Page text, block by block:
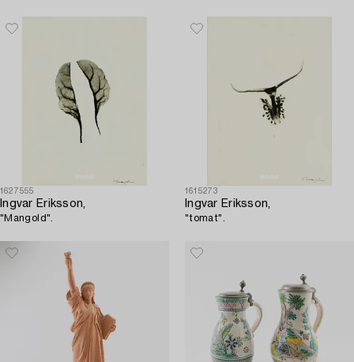
1627555
Ingvar Eriksson,
"Mangold".
1615273
Ingvar Eriksson,
"tomat".